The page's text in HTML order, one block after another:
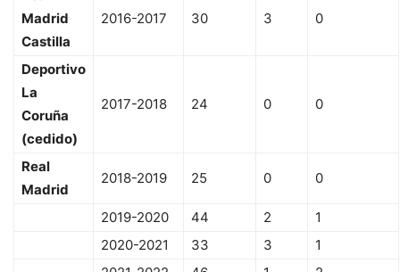
Madrid
Castilla
2016-2017 30 3 0
Deportivo
La
Coruña
(cedido)
2017-2018 24 0 0
Real
Madrid
2018-2019 25 0 0
2019-2020 44 2
1
2020-2021
33 3
1